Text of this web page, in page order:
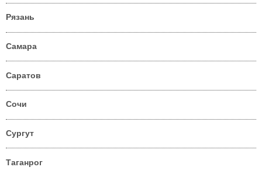
Рязань
Самара
Саратов
Сочи
Сургут
Таганрог